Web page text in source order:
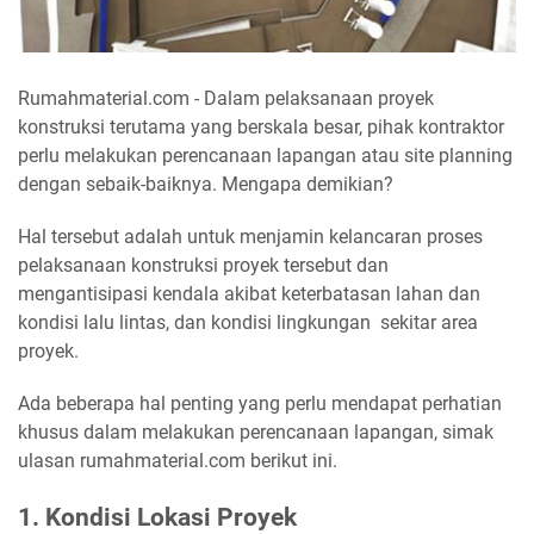
Rumahmaterial.com - Dalam pelaksanaan proyek
konstruksi terutama yang berskala besar, pihak kontraktor
perlu melakukan perencanaan lapangan atau site planning
dengan sebaik-baiknya. Mengapa demikian?
Hal tersebut adalah untuk menjamin kelancaran proses
pelaksanaan konstruksi proyek tersebut dan
mengantisipasi kendala akibat keterbatasan lahan dan
kondisi lalu lintas, dan kondisi lingkungan sekitar area
proyek.
Ada beberapa hal penting yang perlu mendapat perhatian
khusus dalam melakukan perencanaan lapangan, simak
ulasan rumahmaterial.com berikut ini.
1. Kondisi Lokasi Proyek